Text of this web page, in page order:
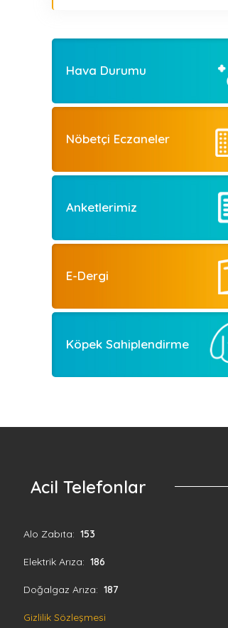
Hava Durumu
Nöbetçi Eczaneler
Anketlerimiz
E-Dergi
Köpek Sahiplendirme
Acil Telefonlar
Alo Zabıta: 153
Elektrik Arıza: 186
Doğalgaz Arıza: 187
Gizlilik Sözleşmesi